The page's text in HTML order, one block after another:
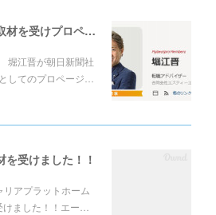
弊社代表が朝日新聞の取材を受けプロページの展開をしております！！
堀江晋が朝日新聞社
してのプロページ…
受けました！！
アプラットホーム
ました！！エー…